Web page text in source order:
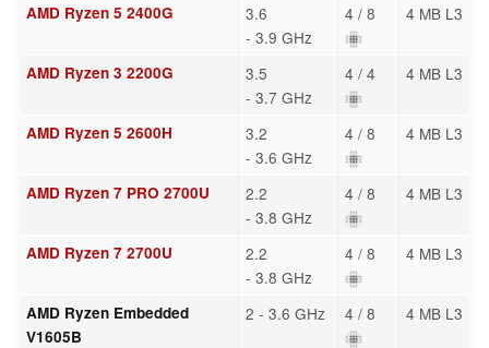
AMD Ryzen 5 2400G
3.6
- 3.9 GHz
4 / 8 4 MB L3
AMD Ryzen 3 2200G
3.5
- 3.7 GHz
4 / 4 4 MB L3
AMD Ryzen 5 2600H
3.2
- 3.6 GHz
4 / 8 4 MB L3
AMD Ryzen 7 PRO 2700U
2.2
- 3.8 GHz
4 / 8 4 MB L3
AMD Ryzen 7 2700U
2.2
- 3.8 GHz
4 / 8 4 MB L3
AMD Ryzen Embedded
V1605B
2 - 3.6 GHz 4 / 8 4 MB L3